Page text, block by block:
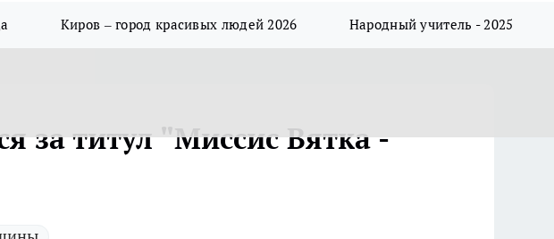
Киров – город красивых людей 2026 Народный учитель - 2025
за титул "Миссис Вятка -